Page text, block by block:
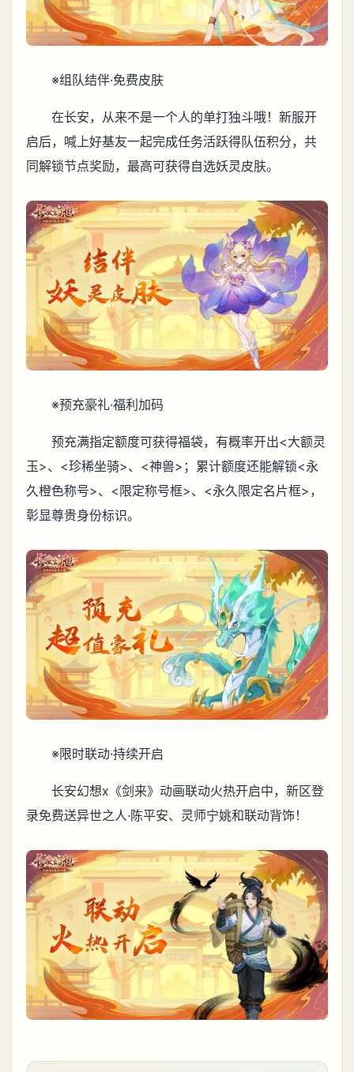
※组队结伴·免费皮肤
在长安，从来不是一个人的单打独斗哦！新服开
启后，喊上好基友一起完成任务活跃得队伍积分，共
同解锁节点奖励，最高可获得自选妖灵皮肤。
※预充豪礼·福利加码
预充满指定额度可获得福袋，有概率开出<大额灵
玉>、<珍稀坐骑>、<神兽>；累计额度还能解锁<永
久橙色称号>、<限定称号框>、<永久限定名片框>，
彰显尊贵身份标识。
※限时联动·持续开启
长安幻想x《剑来》动画联动火热开启中，新区登
录免费送异世之人·陈平安、灵师宁姚和联动背饰！